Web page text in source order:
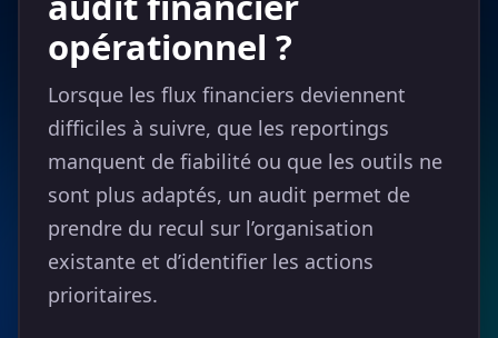
opérationnel ?
Lorsque les flux financiers deviennent
difficiles à suivre, que les reportings
manquent de fiabilité ou que les outils ne
sont plus adaptés, un audit permet de
prendre du recul sur l’organisation
existante et d’identifier les actions
prioritaires.